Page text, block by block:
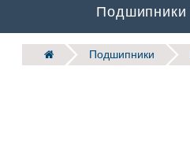
Подшипники
Подшипники